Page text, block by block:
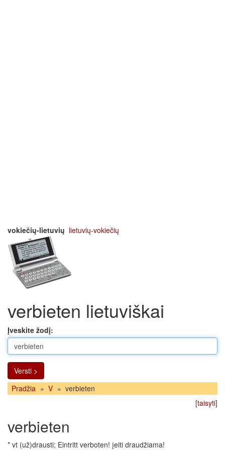
vokiečių-lietuvių lietuvių-vokiečių
verbieten lietuviškai
Įveskite žodį:
Versti >
Pradžia » V » verbieten
[taisyti]
verbieten
* vt (už)drausti; Eintritt verboten! įeiti draudžiama!